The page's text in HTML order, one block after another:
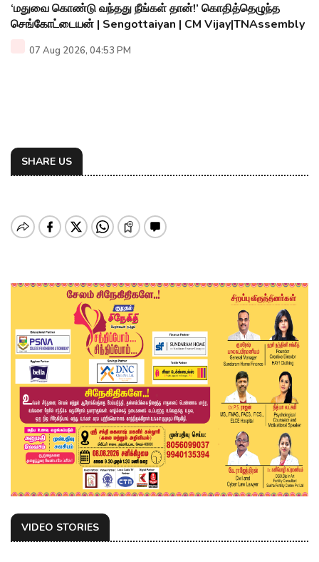
‘மதுவை கொண்டு வந்தது நீங்கள் தான்!’ கொதித்தெழுந்த
செங்கோட்டையன் | Sengottaiyan | CM Vijay|TNAssembly
07 Aug 2026, 04:53 PM
SHARE US
VIDEO STORIES